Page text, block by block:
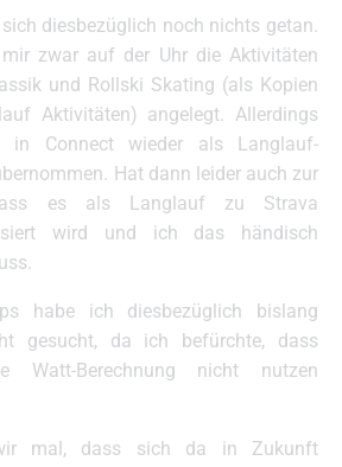
diesbezüglich noch nichts getan.
zwar auf der Uhr die Aktivitäten
und Rollski Skating (als Kopien
Aktivitäten) angelegt. Allerdings
in Connect wieder als Langlauf-
Hat dann leider auch zur
es als Langlauf zu Strava
wird und ich das händisch
habe ich diesbezüglich bislang
gesucht, da ich befürchte, dass
Watt-Berechnung nicht nutzen
mal, dass sich da in Zukunft